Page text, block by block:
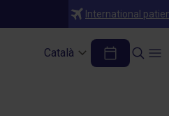
International
Català